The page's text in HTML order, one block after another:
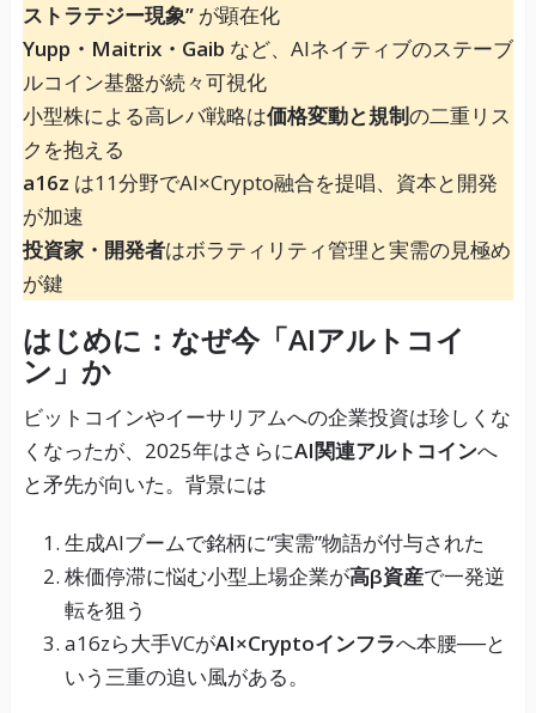
ストラテジー現象”が顕在化
Yupp・Maitrix・Gaib など、AIネイティブのステーブ
ルコイン基盤が続々可視化
小型株による高レバ戦略は価格変動と規制の二重リス
クを抱える
a16z は11分野でAI×Crypto融合を提唱、資本と開発
が加速
投資家・開発者はボラティリティ管理と実需の見極め
が鍵
はじめに：なぜ今「AIアルトコイ
ン」か
ビットコインやイーサリアムへの企業投資は珍しくな
くなったが、2025年はさらにAI関連アルトコインへ
と矛先が向いた。背景には
生成AIブームで銘柄に“実需”物語が付与された
株価停滞に悩む小型上場企業が高β資産で一発逆
転を狙う
a16zら大手VCがAI×Cryptoインフラへ本腰──と
いう三重の追い風がある。